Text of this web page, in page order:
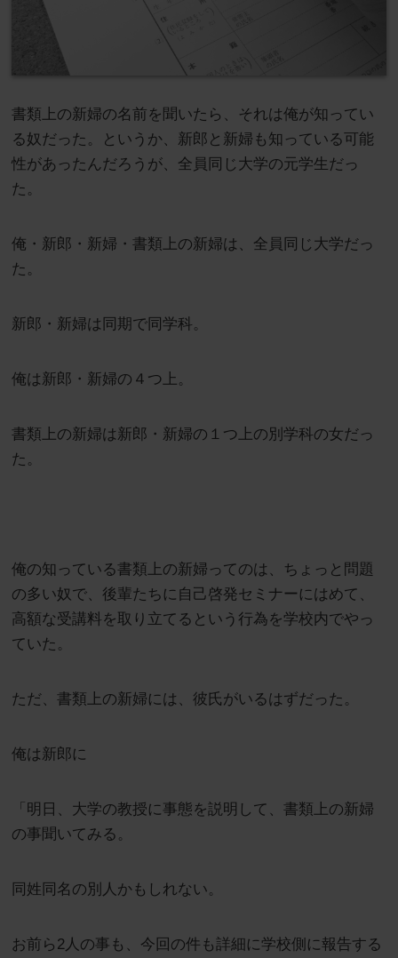
書類上の新婦の名前を聞いたら、それは俺が知ってい
る奴だった。というか、新郎と新婦も知っている可能
性があったんだろうが、全員同じ大学の元学生だっ
た。
俺・新郎・新婦・書類上の新婦は、全員同じ大学だっ
た。
新郎・新婦は同期で同学科。
俺は新郎・新婦の４つ上。
書類上の新婦は新郎・新婦の１つ上の別学科の女だっ
た。
俺の知っている書類上の新婦ってのは、ちょっと問題
の多い奴で、後輩たちに自己啓発セミナーにはめて、
高額な受講料を取り立てるという行為を学校内でやっ
ていた。
ただ、書類上の新婦には、彼氏がいるはずだった。
俺は新郎に
「明日、大学の教授に事態を説明して、書類上の新婦
の事聞いてみる。
同姓同名の別人かもしれない。
お前ら2人の事も、今回の件も詳細に学校側に報告する